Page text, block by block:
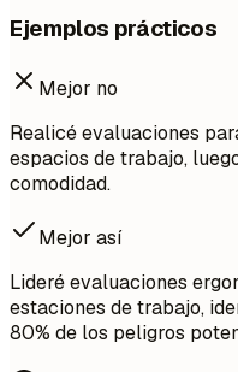
Ejemplos prácticos
Mejor no
Realicé evaluaciones
espacios de trabajo,
comodidad.
Mejor así
Lideré evaluaciones
estaciones de trabajo,
80% de los peligros